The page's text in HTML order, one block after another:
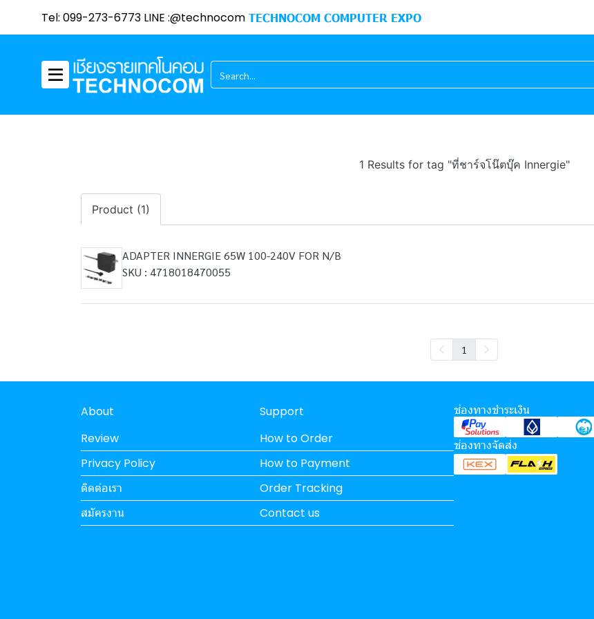
Tel: 099-273-6773 LINE :@technocom TECHNOCOM COMPUTER EXPO
1 Results for tag "ที่ชาร์จโน๊ตบุ๊ค Innergie"
Product (1)
ADAPTER INNERGIE 65W 100-240V FOR N/B
SKU : 4718018470055
1
About
Review
Privacy Policy
ติดต่อเรา
สมัครงาน
Support
How to Order
How to Payment
Order Tracking
Contact us
ช่องทางชำระเงิน
ช่องทางจัดส่ง